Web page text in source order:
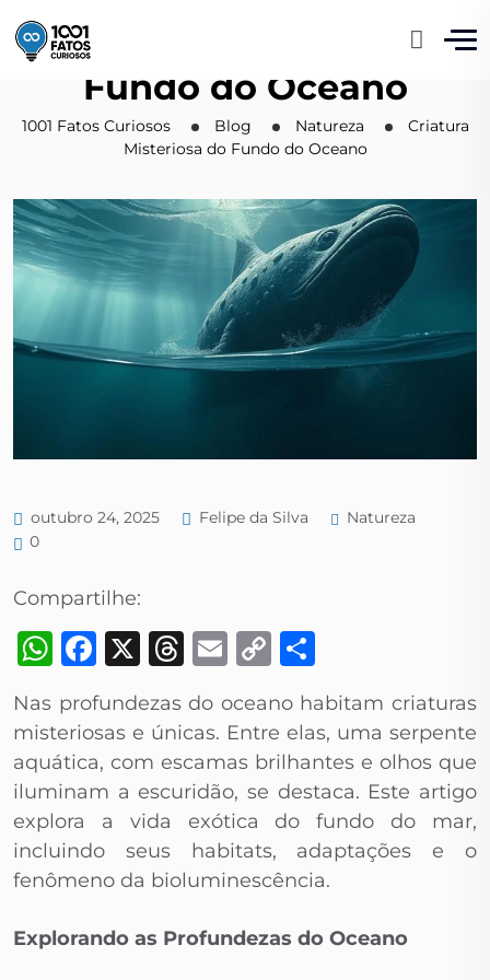
Criatura Misteriosa do
Fundo do Oceano
1001 Fatos Curiosos Blog Natureza
Criatura
Misteriosa do Fundo do Oceano
outubro 24, 2025 Felipe da Silva
Natureza
0
Compartilhe:
WhatsApp
Facebook
X Threads
Email
Copy
Link
Nas profundezas do oceano habitam criaturas
misteriosas e únicas. Entre elas, uma serpente
aquática, com escamas brilhantes e olhos que
iluminam a escuridão, se destaca. Este artigo
explora a vida exótica do fundo do mar,
incluindo seus habitats, adaptações e o
fenômeno da bioluminescência.
Explorando as Profundezas do Oceano